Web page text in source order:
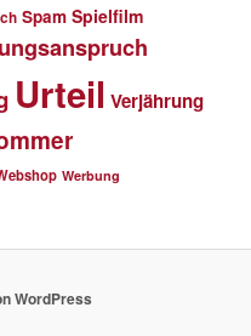
Spam Spielfilm
Urteil Verjährung
Werbung
WordPress